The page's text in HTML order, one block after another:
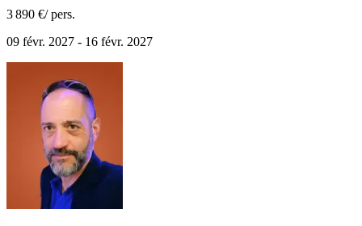
3 890 €/ pers.
09 févr. 2027 - 16 févr. 2027